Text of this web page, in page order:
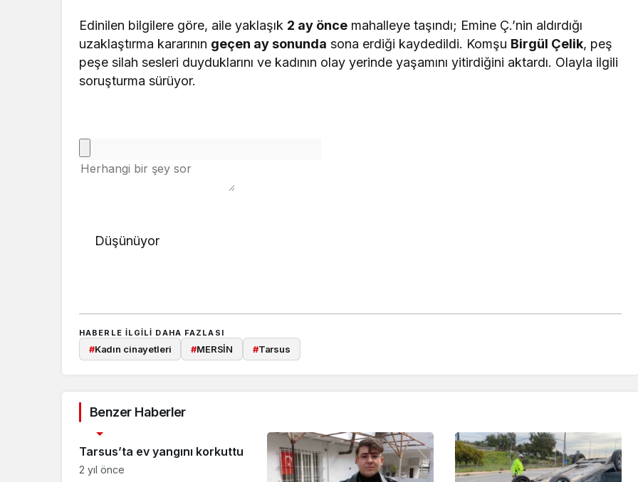
Edinilen bilgilere göre, aile yaklaşık 2 ay önce mahalleye taşındı; Emine Ç.’nin aldırdığı
uzaklaştırma kararının geçen ay sonunda sona erdiği kaydedildi. Komşu Birgül Çelik, peş
peşe silah sesleri duyduklarını ve kadının olay yerinde yaşamını yitirdiğini aktardı. Olayla ilgili
soruşturma sürüyor.
Düşünüyor
HABERLE ILGILI DAHA FAZLASI
#Kadın cinayetleri #MERSİN #Tarsus
Benzer Haberler
Tarsus’ta ev yangını korkuttu
2 yıl önce